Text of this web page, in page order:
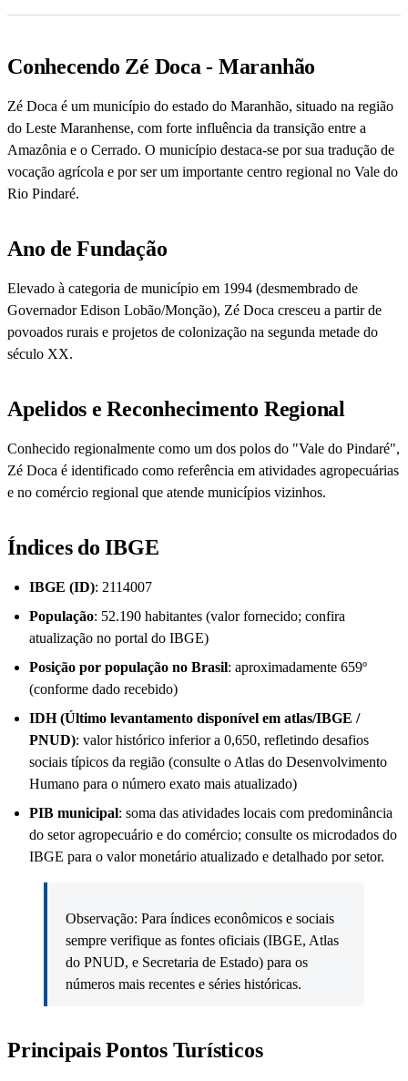
Conhecendo Zé Doca - Maranhão
Zé Doca é um município do estado do Maranhão, situado na região
do Leste Maranhense, com forte influência da transição entre a
Amazônia e o Cerrado. O município destaca-se por sua tradução de
vocação agrícola e por ser um importante centro regional no Vale do
Rio Pindaré.
Ano de Fundação
Elevado à categoria de município em 1994 (desmembrado de
Governador Edison Lobão/Monção), Zé Doca cresceu a partir de
povoados rurais e projetos de colonização na segunda metade do
século XX.
Apelidos e Reconhecimento Regional
Conhecido regionalmente como um dos polos do "Vale do Pindaré",
Zé Doca é identificado como referência em atividades agropecuárias
e no comércio regional que atende municípios vizinhos.
Índices do IBGE
IBGE (ID): 2114007
População: 52.190 habitantes (valor fornecido; confira
atualização no portal do IBGE)
Posição por população no Brasil: aproximadamente 659º
(conforme dado recebido)
IDH (Último levantamento disponível em atlas/IBGE /
PNUD): valor histórico inferior a 0,650, refletindo desafios
sociais típicos da região (consulte o Atlas do Desenvolvimento
Humano para o número exato mais atualizado)
PIB municipal: soma das atividades locais com predominância
do setor agropecuário e do comércio; consulte os microdados do
IBGE para o valor monetário atualizado e detalhado por setor.
Observação: Para índices econômicos e sociais
sempre verifique as fontes oficiais (IBGE, Atlas
do PNUD, e Secretaria de Estado) para os
números mais recentes e séries históricas.
Principais Pontos Turísticos